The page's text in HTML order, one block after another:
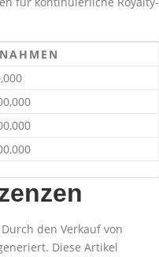
den Verkauf von
Diese Artikel